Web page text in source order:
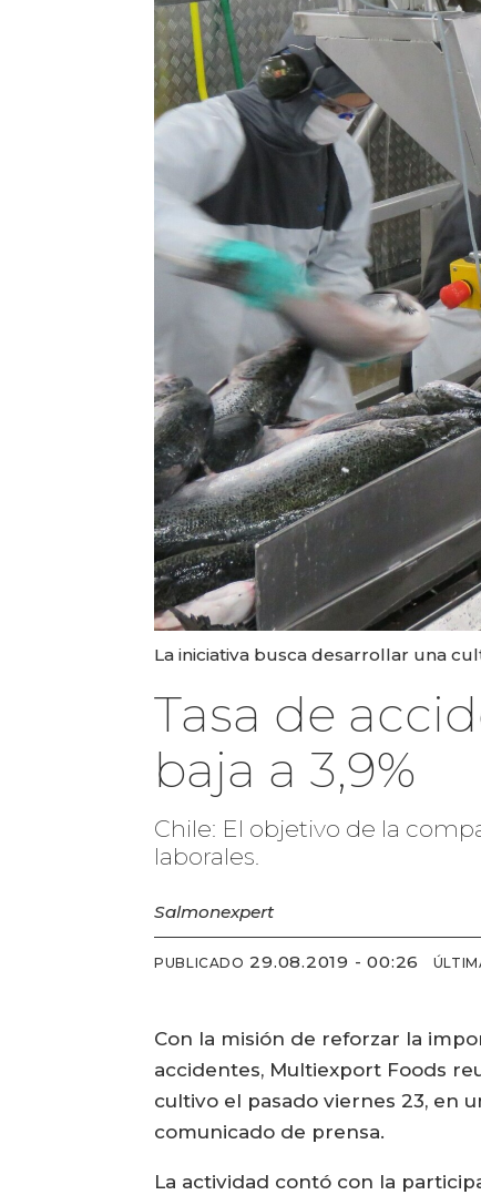
La iniciativa busca desarrollar una
Tasa de
baja a 3,9%
Chile: El objetivo de la
laborales.
Salmonexpert
PUBLICADO 29.08.2019 - 00:26
Con la misión de reforzar la
accidentes, Multiexport Foods
cultivo el pasado viernes 23, en
comunicado de prensa.
La actividad contó con la